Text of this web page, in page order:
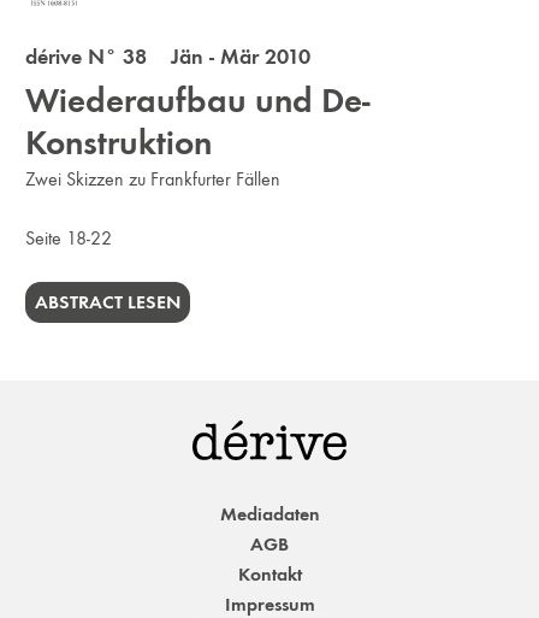
dérive N° 38 Jän - Mär 2010
Wiederaufbau und De-
Konstruktion
Zwei Skizzen zu Frankfurter Fällen
Seite 18-22
ABSTRACT LESEN
Mediadaten
AGB
Kontakt
Impressum